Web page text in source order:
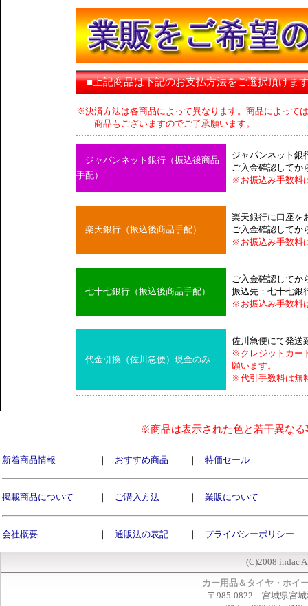
■上記商品は下記のお支払方法をご選択頂けま
※決済方法は各商品によって異なります。商品によって
商品もございますのでご了承願います。
ジャパンネット銀行（振込後商品
手配）
ジャパンネット銀
ご入金確認してか
※お振込み手数料
楽天銀行（振込後商品手配）
楽天銀行に口座を
ご入金確認してか
※お振込み手数料
七十七銀行（振込後商品手配）
ご入金確認してか
振込先：七十七銀
※お振込み手数料
代金引換（佐川急便）現金のみ
佐川急便にて発送
※クレジットカー
願います。
※代引手数料は無
※商品は表示された色と若干異な
新着商品情報 ｜ おすすめ商品 ｜ 特価セール
掲載商品について ｜ ご購入方法 ｜ 業販について
会社概要 ｜ 通販法の表記 ｜ プライバシーポリシー
(C)2008 indac
カー用品＆タイヤ・ホイ
〒985-0822 宮城県宮城